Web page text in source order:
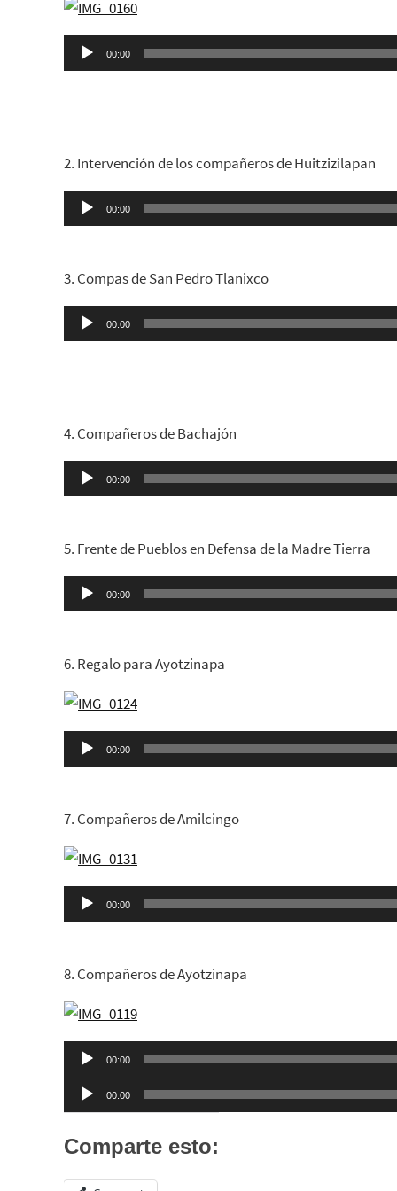
Reproductor
de
00:00
2. Intervención de los compañeros de Huitzizilapan
Reproductor
de
00:00
3. Compas de San Pedro Tlanixco
Reproductor
de
00:00
4. Compañeros de Bachajón
Reproductor
de
00:00
5. Frente de Pueblos en Defensa de la Madre Tierra
Reproductor
de
00:00
6. Regalo para Ayotzinapa
Reproductor
de
00:00
7. Compañeros de Amilcingo
Reproductor
de
00:00
8. Compañeros de Ayotzinapa
Reproductor
audio
00:00
Reproductor
de
audio
00:00
Comparte esto: